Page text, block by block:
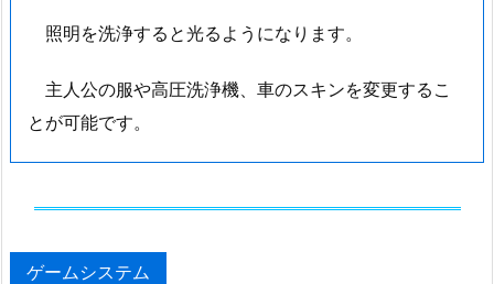
照明を洗浄すると光るようになります。
主人公の服や高圧洗浄機、車のスキンを変更するこ
とが可能です。
ゲームシステム